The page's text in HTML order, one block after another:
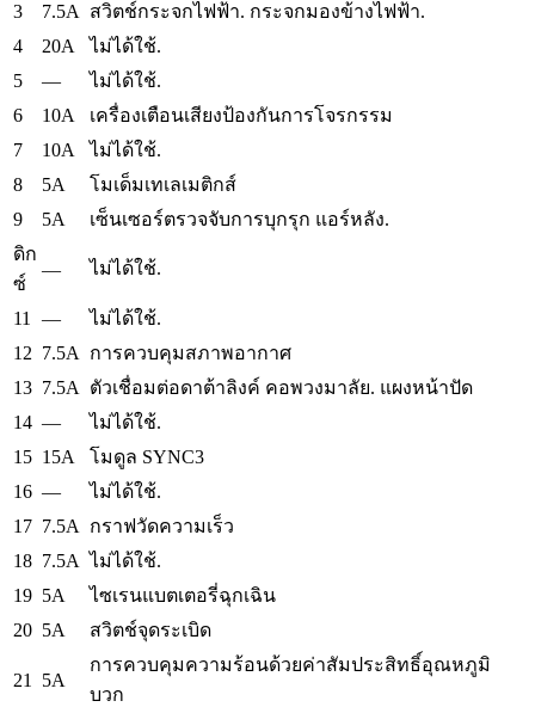
3
7.5A สวิตช์กระจกไฟฟ้า. กระจกมองข้างไฟฟ้า.
4
20A
ไม่ได้ใช้.
5
—
ไม่ได้ใช้.
6
10A
เครื่องเตือนเสียงป้องกันการโจรกรรม
7
10A
ไม่ได้ใช้.
8
5A
โมเด็มเทเลเมติกส์
9
5A เซ็นเซอร์ตรวจจับการบุกรุก แอร์หลัง.
ดิก
ซ์
— ไม่ได้ใช้.
11 —
ไม่ได้ใช้.
12 7.5A
การควบคุมสภาพอากาศ
13 7.5A ตัวเชื่อมต่อดาต้าลิงค์ คอพวงมาลัย. แผงหน้าปัด
14 —
ไม่ได้ใช้.
15 15A
โมดูล SYNC3
16 —
ไม่ได้ใช้.
17 7.5A
กราฟวัดความเร็ว
18 7.5A ไม่ได้ใช้.
19 5A
ไซเรนแบตเตอรี่ฉุกเฉิน
20 5A สวิตช์จุดระเบิด
21 5A
การควบคุมความร้อนด้วยค่าสัมประสิทธิ์อุณหภูมิ
บวก